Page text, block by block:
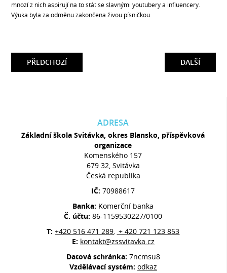
mnozí z nich aspirují na to stát se slavnými youtubery a influencery.
Výuka byla za odměnu zakončena živou písničkou.
DALŠÍ
PŘEDCHOZÍ
ADRESA
Základní škola Svitávka, okres Blansko, příspěvková
organizace
Komenského 157
679 32, Svitávka
Česká republika
IČ:70988617
Banka: Komerční banka
Č. účtu:86-1159530227/0100
T:+420 516 471 289, + 420 721 123 853
E: kontakt@zssvitavka.cz
Datová schránka: 7ncmsu8
Vzdělávací systém: odkaz